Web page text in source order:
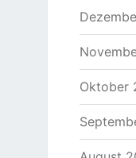
Oktober